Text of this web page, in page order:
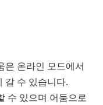
온라인 모드에서
갈 수 있습니다.
수 있으며 어둠으로